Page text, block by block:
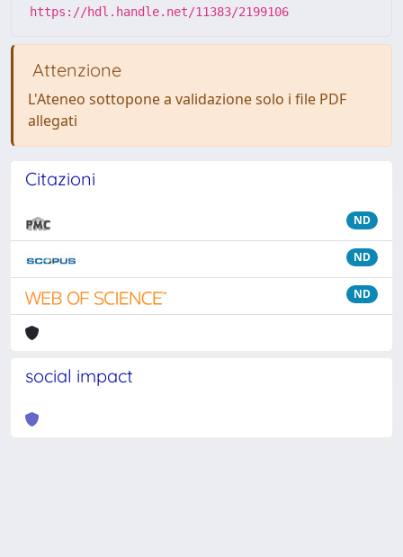
https://hdl.handle.net/11383/2199106
Attenzione
L'Ateneo sottopone a validazione solo i file PDF
allegati
Citazioni
ND
ND
ND
social impact